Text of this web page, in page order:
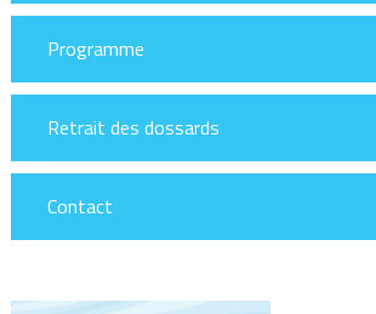
Programme
Retrait des dossards
Contact